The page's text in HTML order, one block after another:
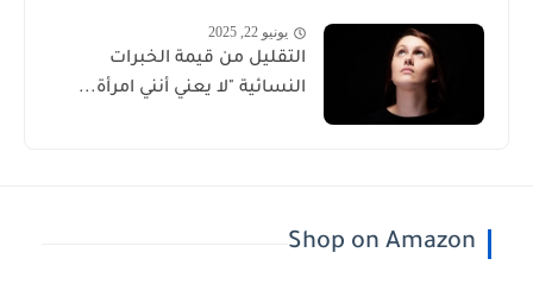
يونيو 22, 2025
التقليل من قيمة الخبرات
النسائية "لا يعني أنني امرأة...
Shop on Amazon